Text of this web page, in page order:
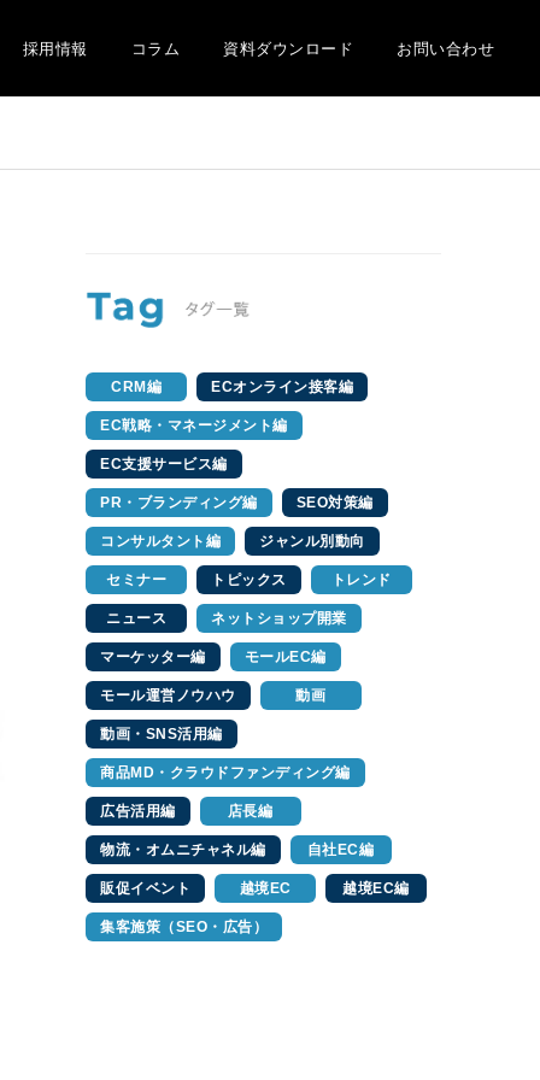
採用情報 コラム 資料ダウンロード お問い合わせ
CRM編 ECオンライン接客編
EC戦略・マネージメント編
EC支援サービス編
PR・ブランディング編 SEO対策編
コンサルタント編 ジャンル別動向
セミナー トピックス トレンド
ニュース ネットショップ開業
マーケッター編 モールEC編
モール運営ノウハウ 動画
動画・SNS活用編
商品MD・クラウドファンディング編
広告活用編 店長編
物流・オムニチャネル編 自社EC編
販促イベント 越境EC 越境EC編
集客施策（SEO・広告）